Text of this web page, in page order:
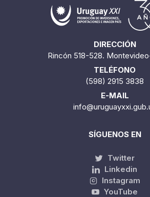
DIRECCIÓN
Rincón 518-528.
TELÉFONO
(598) 2915 3838
E-MAIL
SÍGUENOS EN
Twitter
Linkedin
Instagram
YouTube